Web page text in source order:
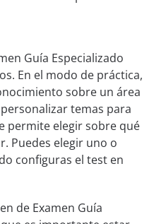
Guía Especializado
En el modo de práctica,
sobre un área
temas para
permite elegir sobre qué
Puedes elegir uno o
configuras el test en
de Examen Guía